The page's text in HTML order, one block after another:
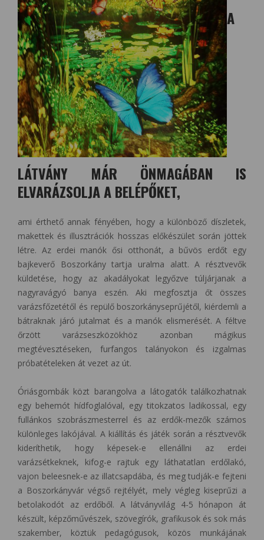
A
LÁTVÁNY MÁR ÖNMAGÁBAN IS
ELVARÁZSOLJA A BELÉPŐKET,
ami érthető annak fényében, hogy a különböző díszletek,
makettek és illusztrációk hosszas előkészület során jöttek
létre. Az erdei manók ősi otthonát, a bűvös erdőt egy
bajkeverő Boszorkány tartja uralma alatt. A résztvevők
küldetése, hogy az akadályokat legyőzve túljárjanak a
nagyravágyó banya eszén. Aki megfosztja őt összes
varázsfőzetétől és repülő boszorkányseprűjétől, kiérdemli a
bátraknak járó jutalmat és a manók elismerését. A féltve
őrzött varázseszközökhöz azonban mágikus
megtévesztéseken, furfangos talányokon és izgalmas
próbatételeken át vezet az út.
Óriásgombák közt barangolva a látogatók találkozhatnak
egy behemót hídfoglalóval, egy titokzatos ladikossal, egy
fullánkos szobrászmesterrel és az erdők-mezők számos
különleges lakójával. A kiállítás és játék során a résztvevők
kideríthetik, hogy képesek-e ellenállni az erdei
varázsétkeknek, kifog-e rajtuk egy láthatatlan erdőlakó,
vajon beleesnek-e az illatcsapdába, és meg tudják-e fejteni
a Boszorkányvár végső rejtélyét, mely végleg kiseprűzi a
betolakodót az erdőből. A látványvilág 4-5 hónapon át
készült, képzőművészek, szövegírók, grafikusok és sok más
szakember, köztük pedagógusok, közös munkájának